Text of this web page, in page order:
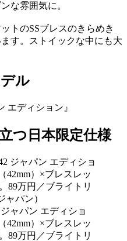
な雰囲気に。
トのSSブレスのきらめき
す。ストイックな中にも大
ル
エディション』
つ日本限定仕様
ャパン エディショ
42mm）×ブレスレッ
89万円／ブライトリ